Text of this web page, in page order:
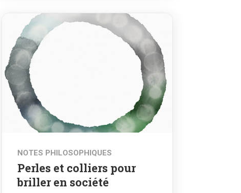
NOTES PHILOSOPHIQUES
Perles et colliers pour
briller en société